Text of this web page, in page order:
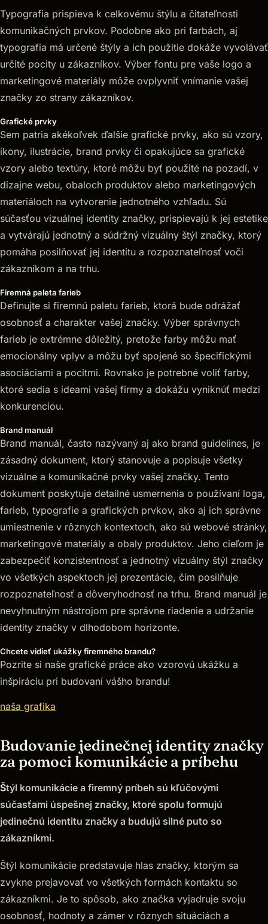
Typografia prispieva k celkovému štýlu a čitateľnosti
komunikačných prvkov. Podobne ako pri farbách, aj
typografia má určené štýly a ich použitie dokáže vyvolávať
určité pocity u zákazníkov. Výber fontu pre vaše logo a
marketingové materiály môže ovplyvniť vnímanie vašej
značky zo strany zákazníkov.
Grafické prvky
Sem patria akékoľvek ďalšie grafické prvky, ako sú vzory,
ikony, ilustrácie, brand prvky či opakujúce sa grafické
vzory alebo textúry, ktoré môžu byť použité na pozadí, v
dizajne webu, obaloch produktov alebo marketingových
materiáloch na vytvorenie jednotného vzhľadu. Sú
súčasťou vizuálnej identity značky, prispievajú k jej estetike
a vytvárajú jednotný a súdržný vizuálny štýl značky, ktorý
pomáha posilňovať jej identitu a rozpoznateľnosť voči
zákazníkom a na trhu.
Firemná paleta farieb
Definujte si firemnú paletu farieb, ktorá bude odrážať
osobnosť a charakter vašej značky. Výber správnych
farieb je extrémne dôležitý, pretože farby môžu mať
emocionálny vplyv a môžu byť spojené so špecifickými
asociáciami a pocitmi. Rovnako je potrebné voliť farby,
ktoré sedia s ideami vašej firmy a dokážu vyniknúť medzi
konkurenciou.
Brand manuál
Brand manuál, často nazývaný aj ako brand guidelines, je
zásadný dokument, ktorý stanovuje a popisuje všetky
vizuálne a komunikačné prvky vašej značky. Tento
dokument poskytuje detailné usmernenia o používaní loga,
farieb, typografie a grafických prvkov, ako aj ich správne
umiestnenie v rôznych kontextoch, ako sú webové stránky,
marketingové materiály a obaly produktov. Jeho cieľom je
zabezpečiť konzistentnosť a jednotný vizuálny štýl značky
vo všetkých aspektoch jej prezentácie, čím posilňuje
rozpoznateľnosť a dôveryhodnosť na trhu. Brand manuál je
nevyhnutným nástrojom pre správne riadenie a udržanie
identity značky v dlhodobom horizonte.
Chcete vidieť ukážky firemného brandu?
Pozrite si naše grafické práce ako vzorovú ukážku a
inšpiráciu pri budovaní vášho brandu!
naša grafika
Budovanie jedinečnej identity značky
za pomoci komunikácie a príbehu
Štýl komunikácie a firemný príbeh sú kľúčovými
súčasťami úspešnej značky, ktoré spolu formujú
jedinečnú identitu značky a budujú silné puto so
zákazníkmi.
Štýl komunikácie predstavuje hlas značky, ktorým sa
zvykne prejavovať vo všetkých formách kontaktu so
zákazníkmi. Je to spôsob, ako značka vyjadruje svoju
osobnosť, hodnoty a zámer v rôznych situáciách a